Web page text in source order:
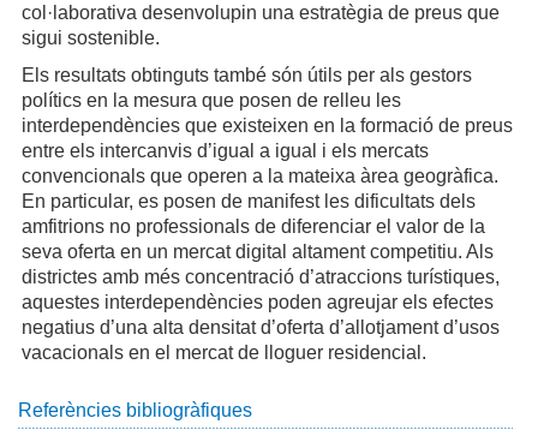
col·laborativa desenvolupin una estratègia de preus que
sigui sostenible.
Els resultats obtinguts també són útils per als gestors
polítics en la mesura que posen de relleu les
interdependències que existeixen en la formació de preus
entre els intercanvis d’igual a igual i els mercats
convencionals que operen a la mateixa àrea geogràfica.
En particular, es posen de manifest les dificultats dels
amfitrions no professionals de diferenciar el valor de la
seva oferta en un mercat digital altament competitiu. Als
districtes amb més concentració d’atraccions turístiques,
aquestes interdependències poden agreujar els efectes
negatius d’una alta densitat d’oferta d’allotjament d’usos
vacacionals en el mercat de lloguer residencial.
Referències bibliogràfiques